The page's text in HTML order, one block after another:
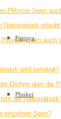
Pattaya
Phuket
Plitvicer Seen
Nationalpark
Plitvicer Seen auch
wird benötigt?
Drohne über die
der
einzelnen Seen?